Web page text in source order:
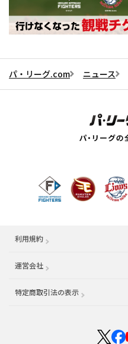
パ・リーグ.com ニュース
利用規約
運営会社 （別ウィンドウで開く）
特定商取引法の表示